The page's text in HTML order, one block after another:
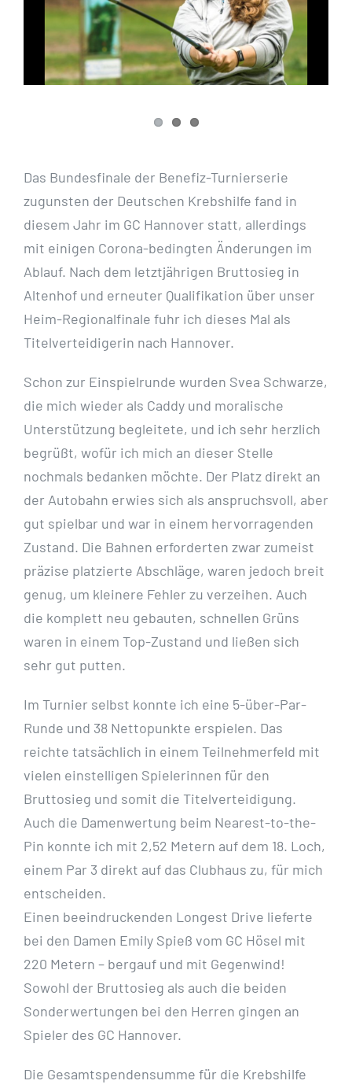
Das Bundesfinale der Benefiz-Turnierserie
zugunsten der Deutschen Krebshilfe fand in
diesem Jahr im GC Hannover statt, allerdings
mit einigen Corona-bedingten Änderungen im
Ablauf. Nach dem letztjährigen Bruttosieg in
Altenhof und erneuter Qualifikation über unser
Heim-Regionalfinale fuhr ich dieses Mal als
Titelverteidigerin nach Hannover.
Schon zur Einspielrunde wurden Svea Schwarze,
die mich wieder als Caddy und moralische
Unterstützung begleitete, und ich sehr herzlich
begrüßt, wofür ich mich an dieser Stelle
nochmals bedanken möchte. Der Platz direkt an
der Autobahn erwies sich als anspruchsvoll, aber
gut spielbar und war in einem hervorragenden
Zustand. Die Bahnen erforderten zwar zumeist
präzise platzierte Abschläge, waren jedoch breit
genug, um kleinere Fehler zu verzeihen. Auch
die komplett neu gebauten, schnellen Grüns
waren in einem Top-Zustand und ließen sich
sehr gut putten.
Im Turnier selbst konnte ich eine 5-über-Par-
Runde und 38 Nettopunkte erspielen. Das
reichte tatsächlich in einem Teilnehmerfeld mit
vielen einstelligen Spielerinnen für den
Bruttosieg und somit die Titelverteidigung.
Auch die Damenwertung beim Nearest-to-the-
Pin konnte ich mit 2,52 Metern auf dem 18. Loch,
einem Par 3 direkt auf das Clubhaus zu, für mich
entscheiden.
Einen beeindruckenden Longest Drive lieferte
bei den Damen Emily Spieß vom GC Hösel mit
220 Metern – bergauf und mit Gegenwind!
Sowohl der Bruttosieg als auch die beiden
Sonderwertungen bei den Herren gingen an
Spieler des GC Hannover.
Die Gesamtspendensumme für die Krebshilfe